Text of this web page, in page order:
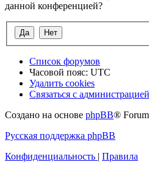
данной конференцией?
Список форумов
Часовой пояс: UTC
Удалить cookies
Связаться
администрацией
Связаться с администрацией
Создано на основе phpBB®
Русская поддержка phpBB
Конфиденциальность | Правила